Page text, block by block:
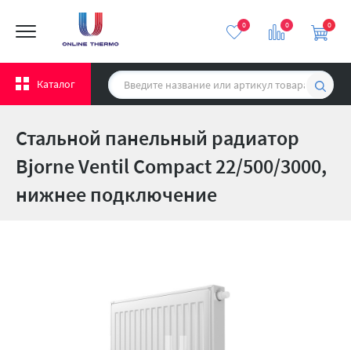
0 0
Каталог
0
Стальной панельный радиатор
Bjorne Ventil Compact 22/500/3000,
нижнее подключение